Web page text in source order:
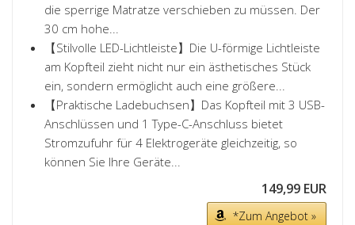
die sperrige Matratze verschieben zu müssen. Der
30 cm hohe...
【Stilvolle LED-Lichtleiste】Die U-förmige Lichtleiste
am Kopfteil zieht nicht nur ein ästhetisches Stück
ein, sondern ermöglicht auch eine größere...
【Praktische Ladebuchsen】Das Kopfteil mit 3 USB-
Anschlüssen und 1 Type-C-Anschluss bietet
Stromzufuhr für 4 Elektrogeräte gleichzeitig, so
können Sie Ihre Geräte...
149,99 EUR
*Zum Angebot »